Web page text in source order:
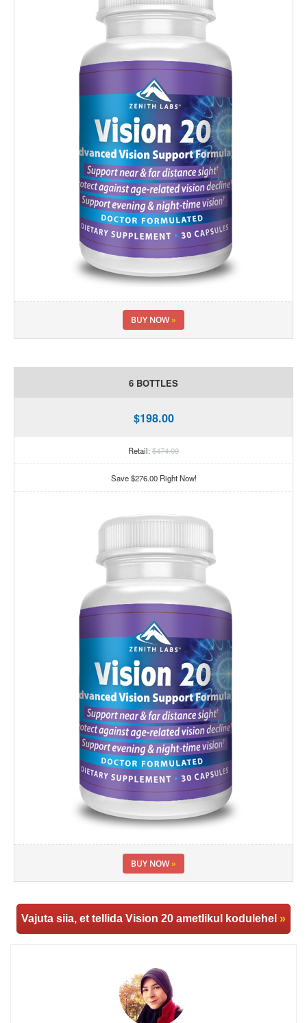
BUY NOW»
6 BOTTLES
$198.00
Retail:$474.00
Save $276.00 Right Now!
BUY NOW»
Vajuta siia, et tellida Vision 20 ametlikul kodulehel »